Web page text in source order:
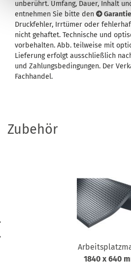
unberührt. Umfang, Dauer, Inhalt
entnehmen Sie bitte den
Druckfehler, Irrtümer oder
nicht gehaftet. Technische und
vorbehalten. Abb. teilweise mit
Lieferung erfolgt ausschließlich
und Zahlungsbedingungen. Der
Fachhandel.
Zubehör
1840 x 640